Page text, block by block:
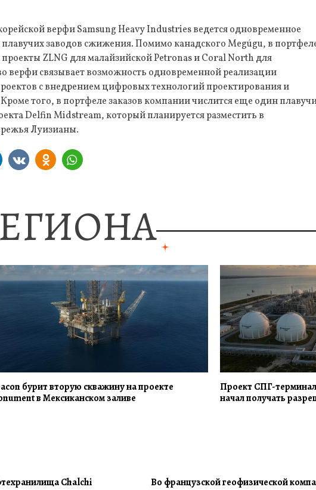
верфи Samsung Heavy Industries ведется одновременное
плавучих заводов сжижения. Помимо канадского Megúgu, в
ZLNG для малайзийской Petronas и Coral North для
верфи связывает возможность одновременной реализации
с внедрением цифровых технологий проектирования и
того, в портфеле заказов компании числится еще один
Delfin Midstream, который планируется разместить в
Луизианы.
бурит вторую скважину на проекте
в Мексиканском заливе
Проект СПГ-
начал получать
Chalchi
Во французской геофизической